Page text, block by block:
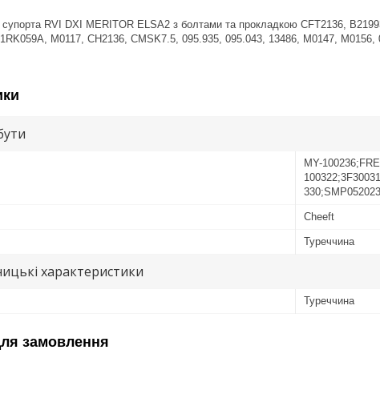
супорта RVI DXI MERITOR ELSA2 з болтами та прокладкою CFT2136,
M0117, CH2136, CMSK7.5, 095.935, 095.043, 13486, M0147, M0156,
MY-
Cheeft
Туреччина
характеристики
Туреччина
замовлення